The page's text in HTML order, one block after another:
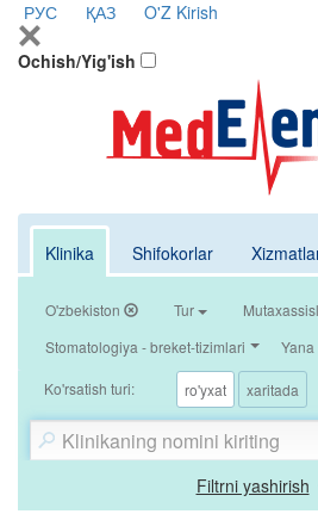
РУС ҚАЗ O'Z Kirish
Ochish/Yig'ish
Klinika Shifokorlar
O'zbekiston Tur
Stomatologiya - breket-tizimlari
Yana
Ko'rsatish turi: ro'yxat xaritada
Filtrni yashirish